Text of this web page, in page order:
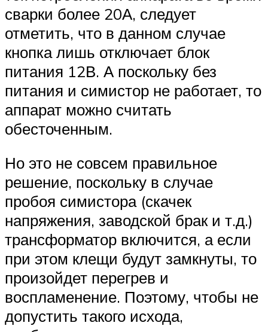
сварки более 20А, следует
отметить, что в данном случае
кнопка лишь отключает блок
питания 12В. А поскольку без
питания и симистор не работает, то
аппарат можно считать
обесточенным.
Но это не совсем правильное
решение, поскольку в случае
пробоя симистора (скачек
напряжения, заводской брак и т.д.)
трансформатор включится, а если
при этом клещи будут замкнуты, то
произойдет перегрев и
воспламенение. Поэтому, чтобы не
допустить такого исхода,